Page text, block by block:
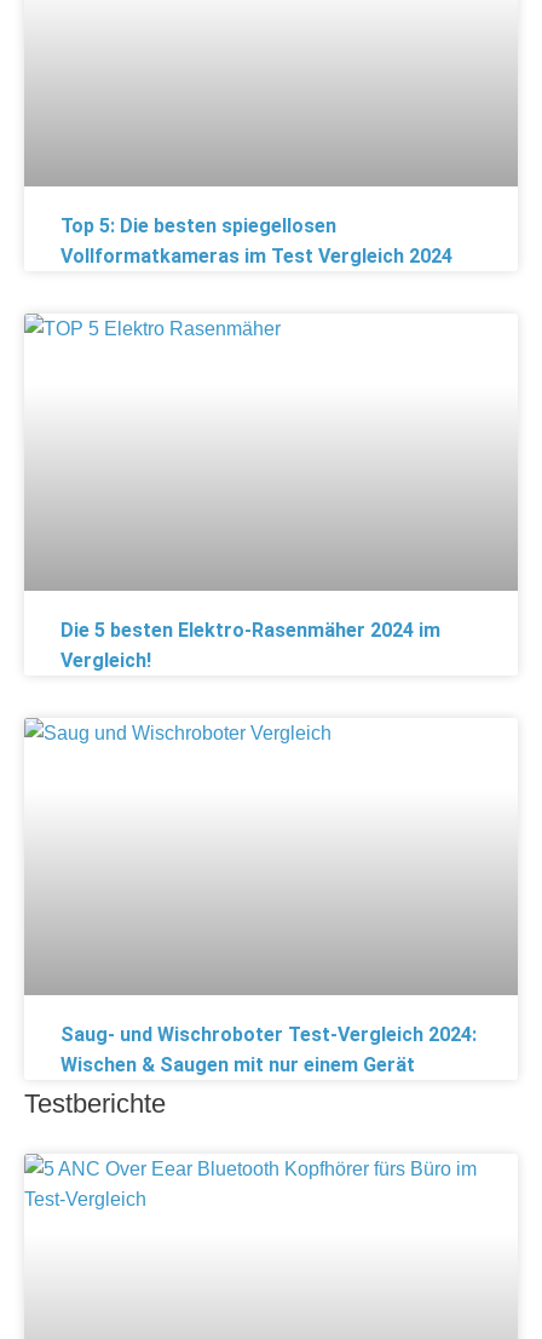
Top 5: Die besten spiegellosen
Vollformatkameras im Test Vergleich 2024
Die 5 besten Elektro-Rasenmäher 2024 im
Vergleich!
Saug- und Wischroboter Test-Vergleich 2024:
Wischen & Saugen mit nur einem Gerät
Testberichte